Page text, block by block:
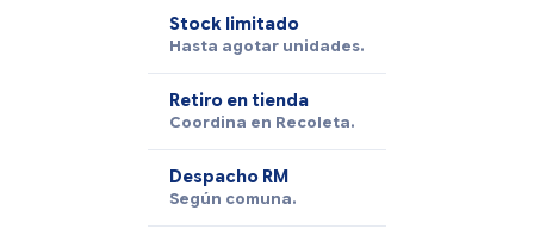
Stock limitado
Hasta agotar unidades.
Retiro en tienda
Coordina en Recoleta.
Despacho RM
Según comuna.